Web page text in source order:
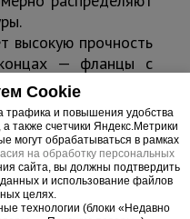
высокую прочность
— фланцы с
позволяющие
связь без
покрытие надёжно
при работе на
Cookie
трафика и повышения удобства
также счетчики Яндекс.Метрики
могут обрабатываться в рамках
на обработку персональных
сайта, вы должны подтвердить
и использование файлов
целях.
технологии (блоки «Недавно